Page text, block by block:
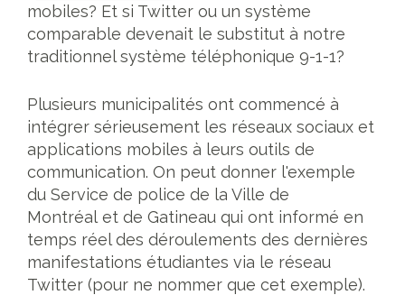
mobiles? Et si Twitter ou un système
comparable devenait le substitut à notre
traditionnel système téléphonique 9-1-1?
Plusieurs municipalités ont commencé à
intégrer sérieusement les réseaux sociaux et
applications mobiles à leurs outils de
communication. On peut donner l'exemple
du Service de police de la Ville de
Montréal et de Gatineau qui ont informé en
temps réel des déroulements des dernières
manifestations étudiantes via le réseau
Twitter (pour ne nommer que cet exemple).